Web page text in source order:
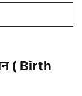
( Birth